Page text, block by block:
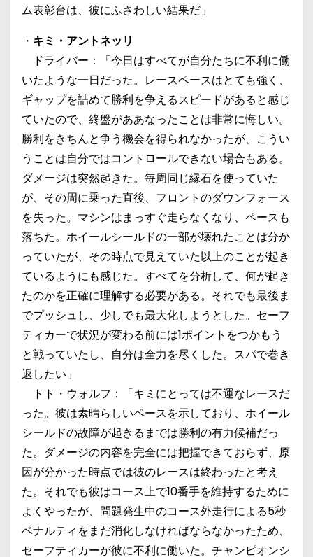
ム表彰台は、彼にふさわしい結果だ」
・ キミ・アントネッリ
ドライバー：「今日はすべてが自分たちに不利に働
いたような一日だった。レースペースはとても強く、
ギャップを詰めて勝利を争えるスピードがあると感じ
ていたので、終盤がああなったことは非常に悔しい。
勝利をきちんと争う機会を得られなかったが、こうい
うことは自分ではコントロールできない場合もある。
ダメージは突然起きた。毎周同じ縁石を使っていた
が、その周に乗った直後、フロントのダウンフォース
を失った。マシンはまっすぐ走らなくなり、ペースも
落ちた。ホイールシールドの一部が壊れたことは分か
っていたが、その時点で見えていた以上のことが起き
ているようにも感じた。すべてを分析して、何が起き
たのかを正確に理解する必要がある。それでも最後ま
でプッシュし、少しでも最大化しようとした。セーフ
ティカーで状況が変わる前には1ポイントをつかもう
と戦っていたし、自分は全力を尽くした。スパで巻き
返したい」
トト・ウォルフ：「キミにとっては不運なレースだ
った。彼は素晴らしいペースを示しており、ホイール
シールドの故障が起きるまでは勝利の有力候補だっ
た。ダメージの内容を完全には把握できておらず、原
因が分かった時点では彼のレースは終わったと考え
た。それでも彼はコース上で10番手を維持するために
よくやったが、問題発生中のコース外走行による5秒
ペナルティをまだ消化しなければならなかったため、
セーフティカーが彼に不利に働いた。チャンピオンシ